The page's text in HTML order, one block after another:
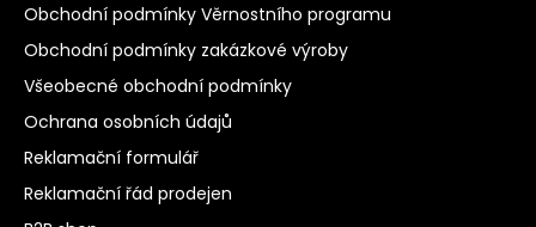
Obchodní podmínky Věrnostního programu
Obchodní podmínky zakázkové výroby
Všeobecné obchodní podmínky
Ochrana osobních údajů
Reklamační formulář
Reklamační řád prodejen